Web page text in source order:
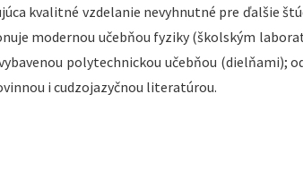
kvalitné vzdelanie nevyhnutné pre ďalšie
modernou učebňou fyziky (školským
polytechnickou učebňou (dielňami);
i cudzojazyčnou literatúrou.